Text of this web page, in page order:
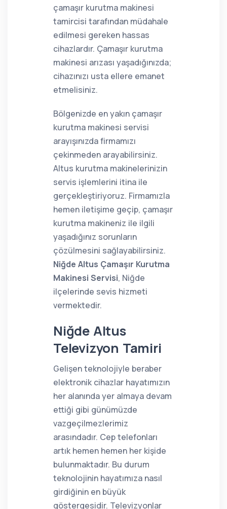
çamaşır kurutma makinesi
tamircisi tarafından müdahale
edilmesi gereken hassas
cihazlardır. Çamaşır kurutma
makinesi arızası yaşadığınızda;
cihazınızı usta ellere emanet
etmelisiniz.
Bölgenizde en yakın çamaşır
kurutma makinesi servisi
arayışınızda firmamızı
çekinmeden arayabilirsiniz.
Altus kurutma makinelerinizin
servis işlemlerini itina ile
gerçekleştiriyoruz. Firmamızla
hemen iletişime geçip, çamaşır
kurutma makineniz ile ilgili
yaşadığınız sorunların
çözülmesini sağlayabilirsiniz.
Niğde Altus Çamaşır Kurutma
Makinesi Servisi, Niğde
ilçelerinde sevis hizmeti
vermektedir.
Niğde Altus
Televizyon Tamiri
Gelişen teknolojiyle beraber
elektronik cihazlar hayatımızın
her alanında yer almaya devam
ettiği gibi günümüzde
vazgeçilmezlerimiz
arasındadır. Cep telefonları
artık hemen hemen her kişide
bulunmaktadır. Bu durum
teknolojinin hayatımıza nasıl
girdiğinin en büyük
göstergesidir. Televizyonlar